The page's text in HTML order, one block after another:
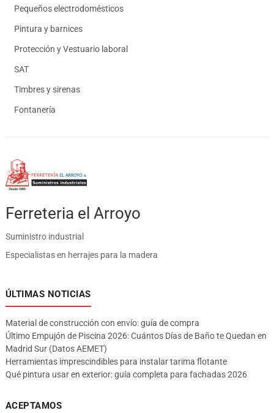
Pequeños electrodomésticos
Pintura y barnices
Protección y Vestuario laboral
SAT
Timbres y sirenas
Fontanería
Ferreteria el Arroyo
Suministro industrial
Especialistas en herrajes para la madera
ÚLTIMAS NOTICIAS
Material de construcción con envío: guía de compra
Último Empujón de Piscina 2026: Cuántos Días de Baño te Quedan en
Madrid Sur (Datos AEMET)
Herramientas imprescindibles para instalar tarima flotante
Qué pintura usar en exterior: guía completa para fachadas 2026
ACEPTAMOS